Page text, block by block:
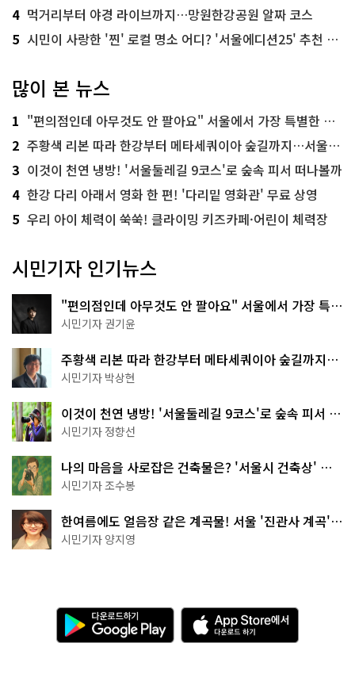
4 먹거리부터 야경 라이브까지…망원한강공원 알짜 코스
5 시민이 사랑한 '찐' 로컬 명소 어디? '서울에디션25' 추천 코스
많이 본 뉴스
1 "편의점인데 아무것도 안 팔아요" 서울에서 가장 특별한 편의점의 정체
2 주황색 리본 따라 한강부터 메타세쿼이아 숲길까지…서울둘레길 15코스
3 이것이 천연 냉방! '서울둘레길 9코스'로 숲속 피서 떠나볼까
4 한강 다리 아래서 영화 한 편! '다리밑 영화관' 무료 상영
5 우리 아이 체력이 쑥쑥! 클라이밍 키즈카페·어린이 체력장
시민기자 인기뉴스
"편의점인데 아무것도 안 팔아요" 서울에서 가장 특별
한 편의점의 정체
시민기자 권기윤
주황색 리본 따라 한강부터 메타세쿼이아 숲길까지…
서울둘레길 15코스
시민기자 박상현
이것이 천연 냉방! '서울둘레길 9코스'로 숲속 피서 떠
나볼까
시민기자 정향선
나의 마음을 사로잡은 건축물은? '서울시 건축상' 수
상작 공개!
시민기자 조수봉
한여름에도 얼음장 같은 계곡물! 서울 '진관사 계곡'이
천국이네~
시민기자 양지영
다
운
로
A
p
p